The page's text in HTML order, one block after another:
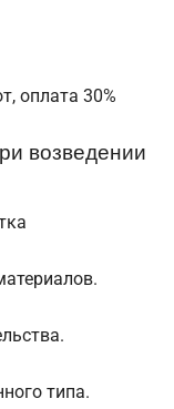
оплата 30%
возведении
типа.